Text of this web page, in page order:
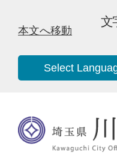
本文へ移動
文
Select